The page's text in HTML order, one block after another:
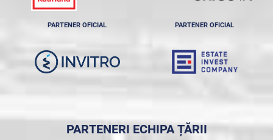
PARTENER OFICIAL PARTENER OFICIAL
PARTENERI ECHIPA ȚĂRII